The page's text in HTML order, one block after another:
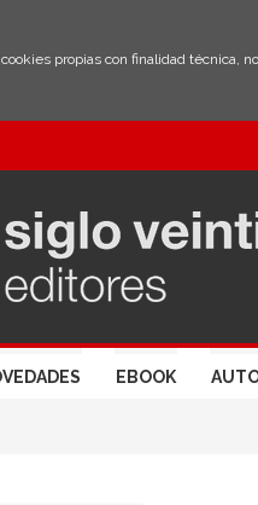
propias con finalidad técnica,
EBOOK